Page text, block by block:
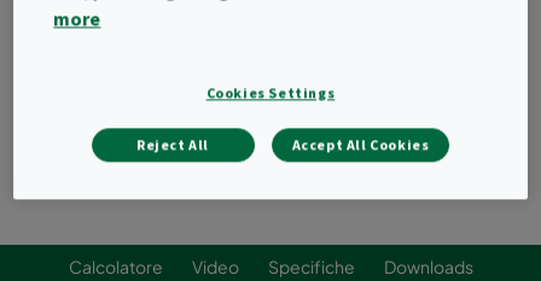
Calcolatore Video Specifiche
Downloads
more
Cookies Settings
Reject All Accept All Cookies